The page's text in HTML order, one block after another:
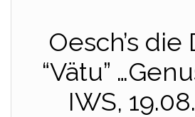
Oesch’s
“Vätu”
IWS,